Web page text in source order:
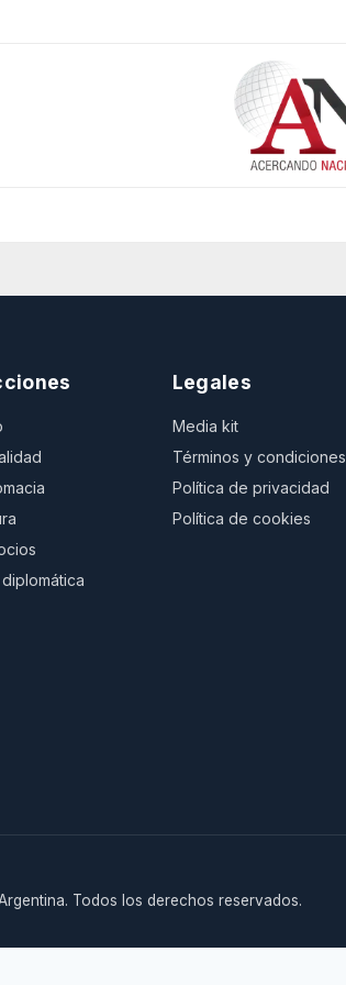
diplomática
Legales
Media kit
Términos y condiciones
Política de privacidad
Política de cookies
Todos los derechos reservados.